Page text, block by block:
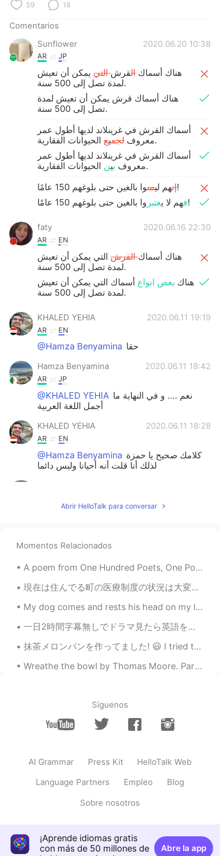
59 18
Comentarios
Sunflower
2020.06.20 10:38
AR JP
‎هناك أسماكالقرشالتييمكن أن تعيش
لمدة تصل إلى 500 سنة.
تصل إلى 500 سنة.
أسماك القرش في غرينلاند لديها أطول عمر
معروفلجميع
الحيوانات الفقارية.
أسماك القرش في غرينلاند لديها أطول عمر
معروف بين الحيوانات الفقارية.
إنهم ليس
وا بالغين حتى بلوغهم 150 عامًا!
فهم ل يعتبر وا بالغين حتى بلوغهم 150 عامًا!
faty 2020.06.16 22:30
AR EN
‎هناك أسماكالقرشالتي يمكن أن تعيش
لمدة تصل إلى 500 سنة.
‎هناك بعض انواع أسماك التي يمكن أن تعيش
لمدة تصل إلى 500 سنة.
KHALED YEHIA 2020.06.11 19:19
AR EN
@Hamza Benyamina حقا
Hamza Benyamina 2020.06.11 18:42
AR JP
@KHALED YEHIA
أجمل اللغة العربية
KHALED YEHIA 2020.06.11 18:28
AR EN
@Hamza Benyamina
لذلك أنا قلت أنه أحيانا وليس دائما
النص المحدود الأسطر يقال في أكثر من ذلك
KHALED YEHIA 2020.06.11 17:42
@Hamza Benyamina
الكلمات أفضل يجب أن يظهر التعبير بصورته
AR JP
EN
AR JP
هاذي أسماك القرش الضخمة أعدادها في تناقص
123 2020.06.11 11:23
AR EN
Abrir HelloTalk para conversar
Momentos Relacionados
A poem from One Hundred Poets, One Poem Each (Hyakunin isshu, 百人一首) by Fujiwara no Teika. Transl...
現在は住んでる町の医療制度の状況は大変になりました。私は病院で働いていなくて、患者さんの家でリハビリあげます。最近、とても忙しかった。たぶん、最近が一番忙しくなりました。私はまだ入院したり、in...
My dog comes and rests his head on my lap everyday when I get home from work. 私が仕事から家に帰るとき、私の犬は...
一日2時間字幕無しでドラマ見たら英語を聞き取れられるようになるとか、それに一日2時間英語で読書したら英語を話せるようになるとか、そういうふうに僕はここでよく説きますけど、最終的にそれは理想の話し...
抹茶メロンパンを作ってました! 😃 I tried to bake Matcha melonpan for the first time. I haven't baked anything i...
Wreathe the bowl by Thomas Moore. Part 1 of 3. WREATHE the bowl With flowers of...
Síguenos
AI Grammar Press Kit HelloTalk Web
Language Partners Empleo Blog
Sobre nosotros
¡Aprende idiomas gratis
con más de 50 millones de
Abre la app